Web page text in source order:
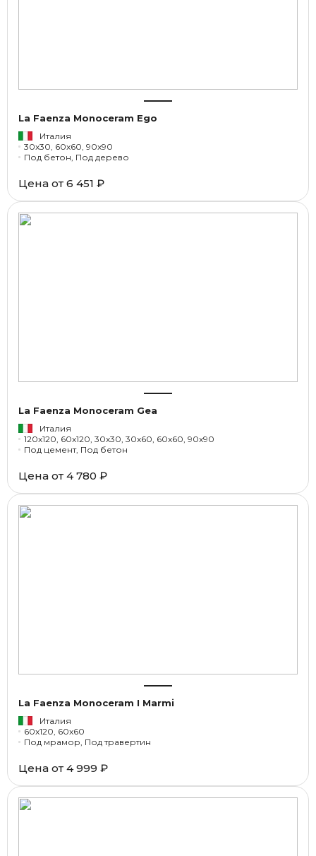
La Faenza Monoceram Ego
Италия
30x30, 60x60, 90x90
Под бетон, Под дерево
Цена от 6 451 ₽
La Faenza Monoceram Gea
Италия
120x120, 60x120, 30x30, 30x60, 60x60, 90x90
Под цемент, Под бетон
Цена от 4 780 ₽
La Faenza Monoceram I Marmi
Италия
60x120, 60x60
Под мрамор, Под травертин
Цена от 4 999 ₽